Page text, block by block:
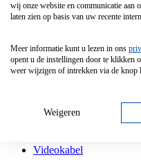
Tcl
Hd Led Tv
Antennekabel
Videokabel
wij onze website en communicatie aan
laten zien op basis van uw recente
Meer informatie kunt u lezen in ons
opent u de instellingen door te klikken
weer wijzigen of intrekken via de knop
Weigeren